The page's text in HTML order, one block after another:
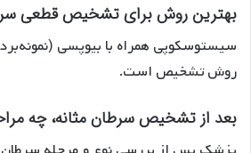
بهترین روش برای تشخیص قطعی
سیستوسکوپی همراه با بیوپسی
روش تشخیص است.
بعد از تشخیص سرطان مثانه، چه